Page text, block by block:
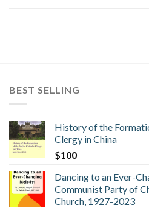
BEST SELLING
History of the
Clergy in China
$100
Dancing to an Ever-
Communist Party of
Church, 1927-2023